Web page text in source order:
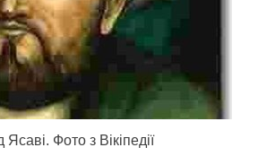
Фото з Вікіпедії